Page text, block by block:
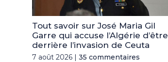
Tout savoir sur José Maria Gil
Garre qui accuse l’Algérie d’être
derrière l’invasion de Ceuta
7 août 2026 | 35 commentaires